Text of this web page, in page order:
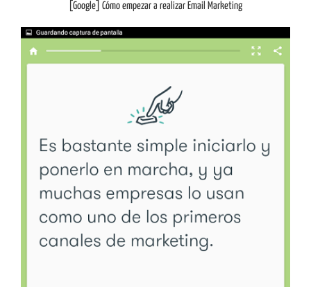
[Google] Cómo empezar a realizar Email Marketing